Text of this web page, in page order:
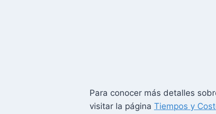
Para conocer más detalles
visitar la página Tiempos y